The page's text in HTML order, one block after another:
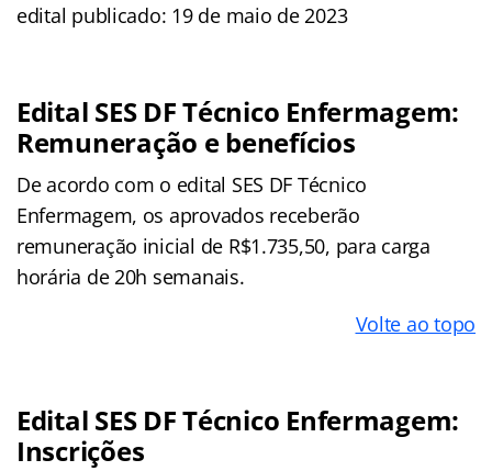
edital publicado: 19 de maio de 2023
Edital SES DF Técnico Enfermagem:
Remuneração e benefícios
De acordo com o edital SES DF Técnico
Enfermagem, os aprovados receberão
remuneração inicial de R$1.735,50, para carga
horária de 20h semanais.
Volte ao topo
Edital SES DF Técnico Enfermagem:
Inscrições